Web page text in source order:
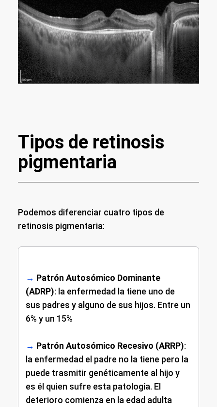
Tipos de retinosis
pigmentaria
Podemos diferenciar cuatro tipos de
retinosis pigmentaria:
→ Patrón Autosómico Dominante
(ADRP): la enfermedad la tiene uno de
sus padres y alguno de sus hijos. Entre un
6% y un 15%
→ Patrón Autosómico Recesivo (ARRP):
la enfermedad el padre no la tiene pero la
puede trasmitir genéticamente al hijo y
es él quien sufre esta patología. El
deterioro comienza en la edad adulta